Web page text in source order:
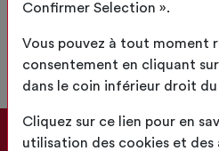
Confirmer Selection ».
Vous pouvez à tout moment
consentement en cliquant
dans le coin inférieur droit
Cliquez sur ce lien pour en
utilisation des cookies et
Résultat